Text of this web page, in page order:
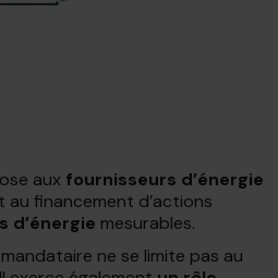
aux fournisseurs d’énergie
financement d’actions
d’énergie mesurables.
ne se limite pas au